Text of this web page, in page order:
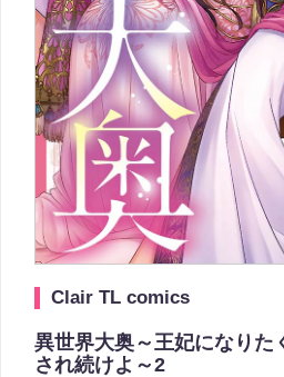
Clair TL comics
異世界大奥～王妃になりた
され続けよ～2